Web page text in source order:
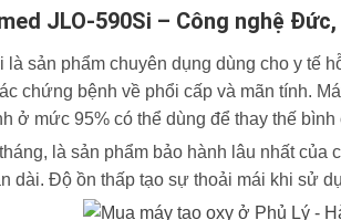
JLO-590Si – Công nghệ Đức,
là sản phẩm chuyên dụng dùng cho y tế
chứng bệnh về phổi cấp và mãn tính.
ở mức 95% có thể dùng để thay thế bình
là sản phẩm bảo hành lâu nhất của
dài. Độ ồn thấp tạo sự thoải mái khi sử